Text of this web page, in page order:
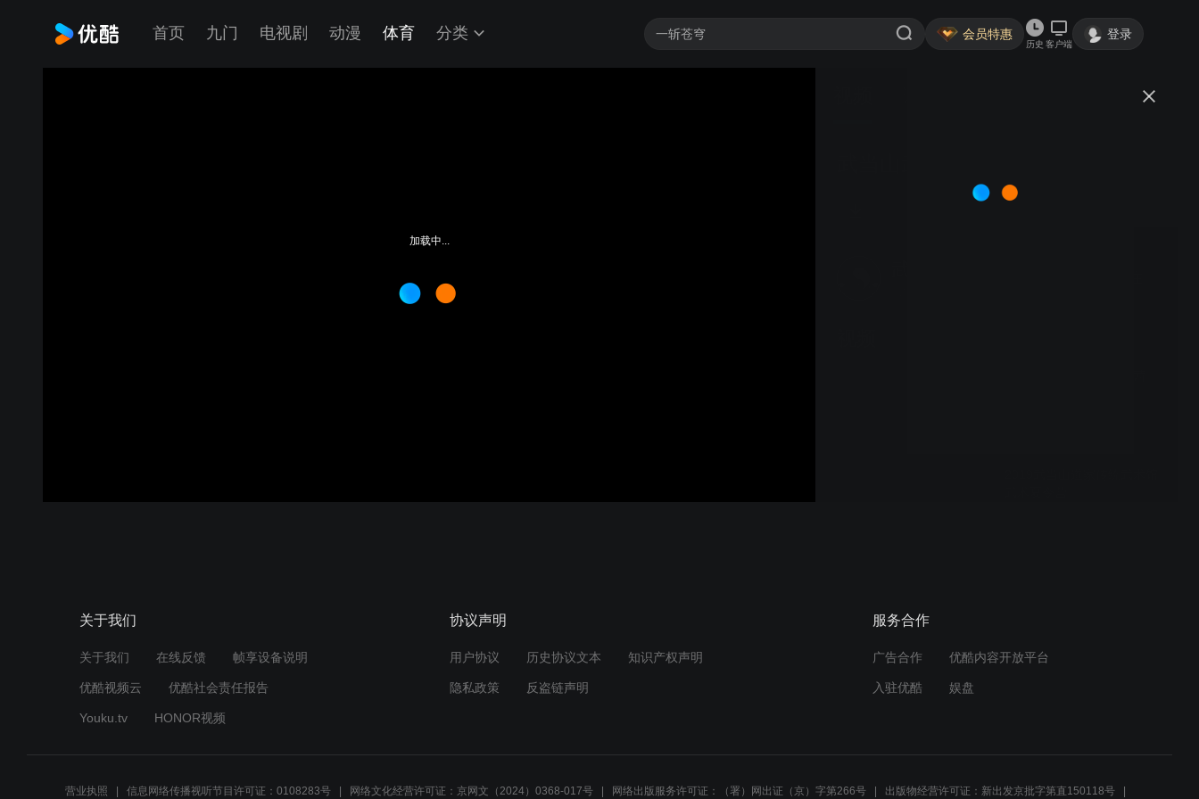
首页 九门 电视剧 动漫 体育 分类 会员特惠
历史 客户端
登录
加载中...
关于我们
关于我们 在线反馈 帧享设备说明
优酷视频云 优酷社会责任报告
Youku.tv HONOR视频
协议声明
用户协议 历史协议文本 知识产权声明
隐私政策 反盗链声明
服务合作
广告合作 优酷内容开放平台
入驻优酷 娱盘
营业执照 信息网络传播视听节目许可证：0108283号 网络文化经营许可证：京网文（2024）0368-017号 网络出版服务许可证：（署）网出证（京）字第266号 出版物经营许可证：新出发京批字第直150118号